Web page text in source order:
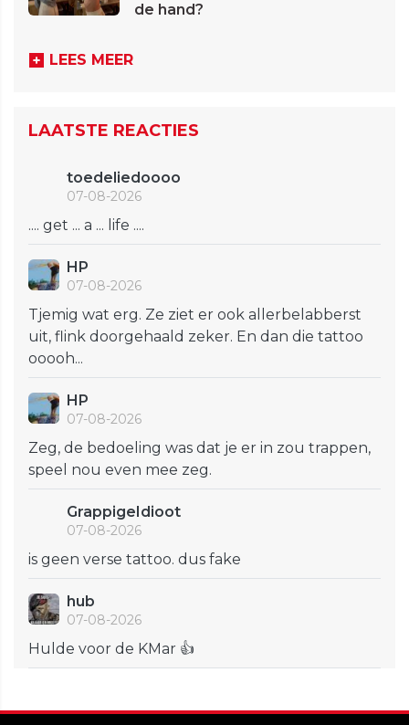
de hand?
LEES MEER
LAATSTE REACTIES
toedeliedoooo
07-08-2026
.... get ... a ... life ....
HP
07-08-2026
Tjemig wat erg. Ze ziet er ook allerbelabberst
uit, flink doorgehaald zeker. En dan die tattoo
ooooh...
HP
07-08-2026
Zeg, de bedoeling was dat je er in zou trappen,
speel nou even mee zeg.
GrappigeIdioot
07-08-2026
is geen verse tattoo. dus fake
hub
07-08-2026
Hulde voor de KMar 👍